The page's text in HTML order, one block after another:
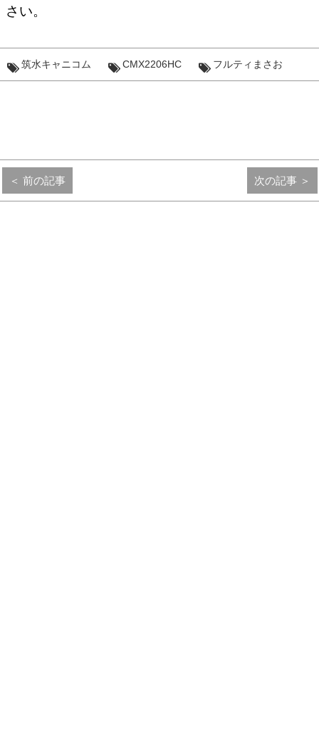
さい。
筑水キャニコム CMX2206HC フルティまさお
＜ 前の記事 次の記事 ＞